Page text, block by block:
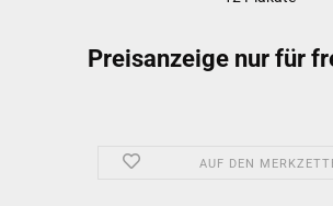
Preisanzeige nur für
AUF DEN